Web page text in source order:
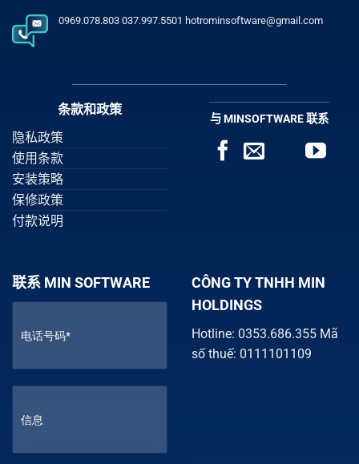
0969.078.803 037.997.5501 hotrominsoftware@gmail.com
条款和政策
隐私政策
使用条款
安装策略
保修政策
付款说明
与 MINSOFTWARE 联系
联系 MIN SOFTWARE
CÔNG TY TNHH MIN
HOLDINGS
Hotline: 0353.686.355 Mã
số thuế: 0111101109